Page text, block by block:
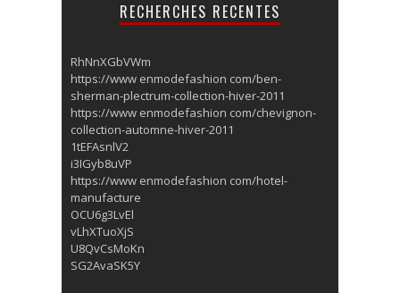
RECHERCHES RECENTES
RhNnXGbVWm
https://www enmodefashion com/ben-
sherman-plectrum-collection-hiver-2011
https://www enmodefashion com/chevignon-
collection-automne-hiver-2011
1tEFAsnlV2
i3IGyb8uVP
https://www enmodefashion com/hotel-
manufacture
OCU6g3LvEl
vLhXTuoXjS
U8QvCsMoKn
SG2AvaSK5Y